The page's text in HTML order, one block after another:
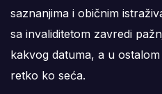
saznanjima i običnim
sa invaliditetom zavredi
kakvog datuma, a u
retko ko seća.